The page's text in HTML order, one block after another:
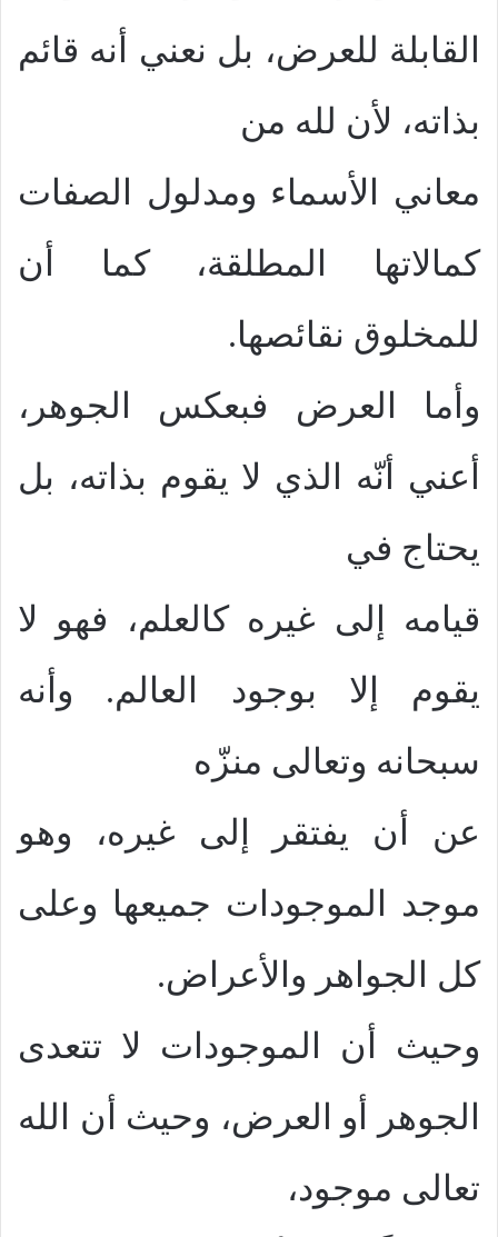
القابلة للعرض، بل نعني أنه قائم
بذاته، لأن لله من
معاني الأسماء ومدلول الصفات
كمالاتها المطلقة، كما أن
للمخلوق نقائصها.
وأما العرض فبعكس الجوهر،
أعني أنّه الذي لا يقوم بذاته، بل
يحتاج في
قيامه إلى غيره كالعلم، فهو لا
يقوم إلا بوجود العالم. وأنه
سبحانه وتعالى منزّه
عن أن يفتقر إلى غيره، وهو
موجد الموجودات جميعها وعلى
كل الجواهر والأعراض.
وحيث أن الموجودات لا تتعدى
الجوهر أو العرض، وحيث أن الله
تعالى موجود،